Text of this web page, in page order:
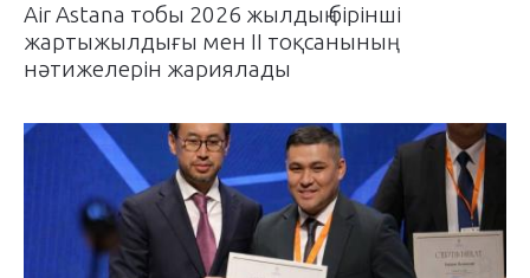
Air Astana тобы 2026 жылдың бірінші
жартыжылдығы мен II тоқсанының
нәтижелерін жариялады